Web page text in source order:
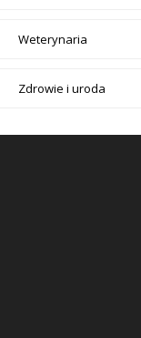
Weterynaria
Zdrowie i uroda